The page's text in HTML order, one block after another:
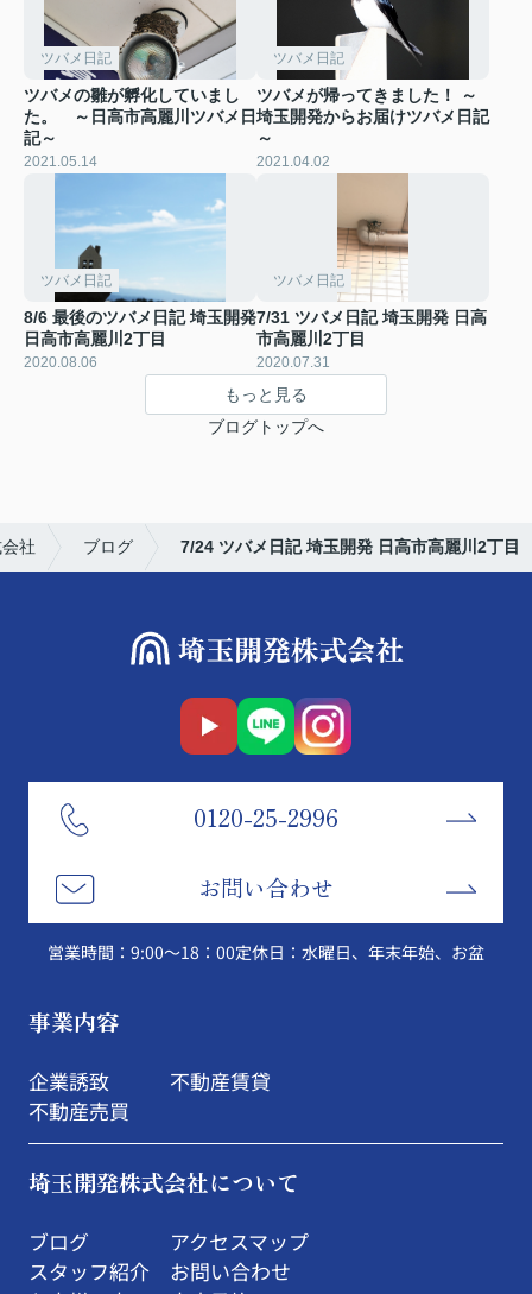
ツバメ日記
ツバメの雛が孵化していまし
た。 ～日高市高麗川ツバメ日
記～
2021.05.14
ツバメ日記
ツバメが帰ってきました！ ～
埼玉開発からお届けツバメ日記
～
2021.04.02
ツバメ日記
8/6 最後のツバメ日記 埼玉開発
日高市高麗川2丁目
2020.08.06
ツバメ日記
7/31 ツバメ日記 埼玉開発 日高
市高麗川2丁目
2020.07.31
もっと見る
ブログトップへ
社 ブログ 7/24 ツバメ日記 埼玉開発 日高市高麗川2丁目
0120-25-2996
お問い合わせ
営業時間：9:00～18：00定休日：水曜日、年末年始、お盆
事業内容
企業誘致
不動産売買
不動産賃貸
埼玉開発株式会社について
ブログ
スタッフ紹介
アクセスマップ
お問い合わせ